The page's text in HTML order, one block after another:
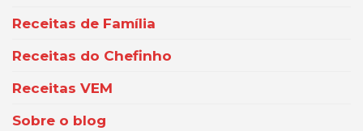
Receitas de Família
Receitas do Chefinho
Receitas VEM
Sobre o blog